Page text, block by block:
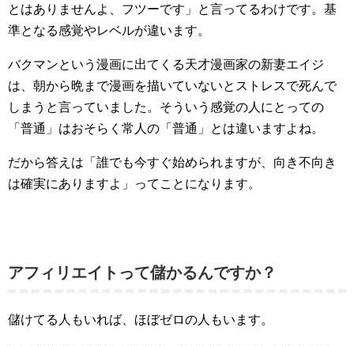
とはありませんよ、フツーです」と言ってるわけです。基
準となる感覚やレベルが違います。
バクマンという漫画に出てくる天才漫画家の新妻エイジ
は、朝から晩まで漫画を描いていないとストレスで死んで
しまうと言っていました。そういう感覚の人にとっての
「普通」はおそらく常人の「普通」とは違いますよね。
だから答えは「誰でも今すぐ始められますが、向き不向き
は確実にありますよ」ってことになります。
アフィリエイトって儲かるんですか？
儲けてる人もいれば、ほぼゼロの人もいます。